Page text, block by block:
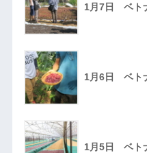
1月7日 ベト
1月6日 ベト
1月5日 ベト